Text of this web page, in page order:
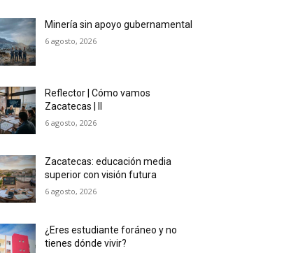
Minería sin apoyo gubernamental
6 agosto, 2026
Reflector | Cómo vamos
Zacatecas | II
6 agosto, 2026
Zacatecas: educación media
superior con visión futura
6 agosto, 2026
¿Eres estudiante foráneo y no
tienes dónde vivir?